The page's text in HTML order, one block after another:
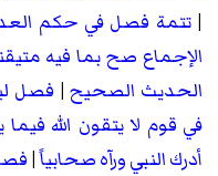
|تتمة فصل في حكم
الإجماع صح بما فيه
الحديث الصحيح| فصل
في قوم لا يتقون الله
أدرك النبي ورآه صحابياً|